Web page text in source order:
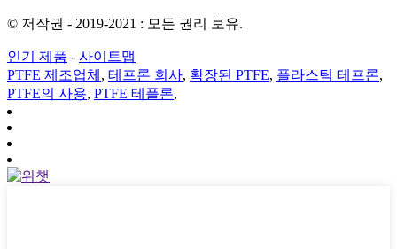
© 저작권 - 2019-2021 : 모든 권리 보유.
인기 제품 - 사이트맵
PTFE 제조업체 , 테프론 회사, 확장된 PTFE, 플라스틱 테프론,
PTFE의 사용, PTFE 테플론,